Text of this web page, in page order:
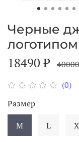
(0)
Черные
логотипом
18490 ₽
Размер
M
L